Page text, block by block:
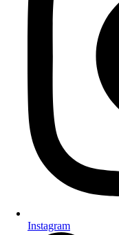
Instagram